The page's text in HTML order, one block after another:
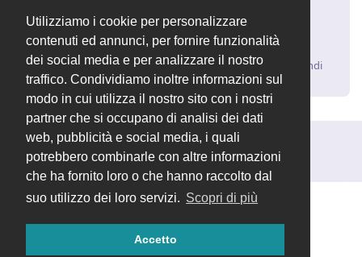
Utilizziamo i cookie per personalizzare
contenuti ed annunci, per fornire funzionalità
dei social media e per analizzare il nostro
traffico. Condividiamo inoltre informazioni sul
modo in cui utilizza il nostro sito con i nostri
partner che si occupano di analisi dei dati
web, pubblicità e social media, i quali
potrebbero combinarle con altre informazioni
che ha fornito loro o che hanno raccolto dal
suo utilizzo dei loro servizi. Scopri di più
Accetto
l'immagine aggiornata da docker hub?
Grazie in anticipo
Rispondi
Rispondi alla discussione...